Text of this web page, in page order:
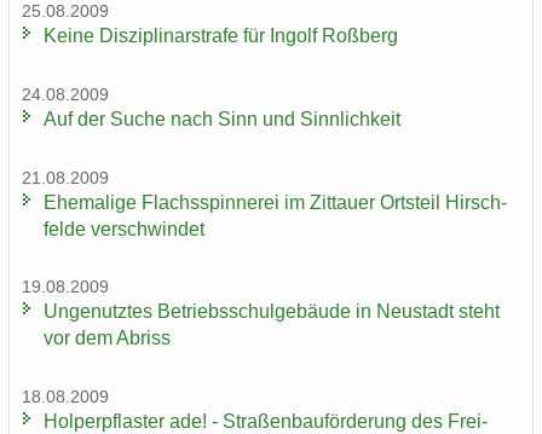
25.08.2009
Keine Dis­zi­pli­nar­stra­fe für In­golf Roß­berg
24.08.2009
Auf der Suche nach Sinn und Sinn­lich­keit
21.08.2009
Ehe­ma­li­ge Flachs­spin­ne­rei im Zit­tau­er Orts­teil Hirsch­
fel­de ver­schwin­det
19.08.2009
Un­ge­nutz­tes Be­triebs­schul­ge­bäu­de in Neu­stadt steht
vor dem Ab­riss
18.08.2009
Hol­per­pflas­ter ade! - Stra­ßen­bau­för­de­rung des Frei­